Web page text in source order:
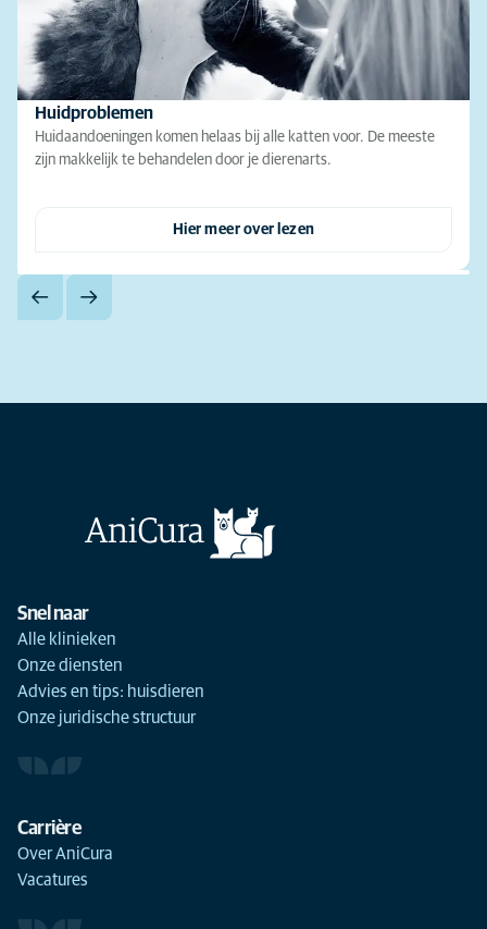
Huidproblemen
Huidaandoeningen komen helaas bij alle katten voor. De meeste
zijn makkelijk te behandelen door je dierenarts.
Hier meer over lezen
Snel naar
Alle klinieken
Onze diensten
Advies en tips: huisdieren
Onze juridische structuur
Carrière
Over AniCura
Vacatures